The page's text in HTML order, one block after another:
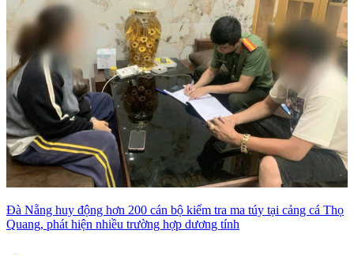
Đà Nẵng huy động hơn 200 cán bộ kiểm tra ma túy tại cảng cá Thọ
Quang, phát hiện nhiều trường hợp dương tính